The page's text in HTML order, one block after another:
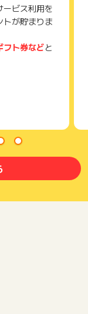
web)
す。
できません。
すので、ご了承
ービス利用を
トが貯まりま
フト券などと